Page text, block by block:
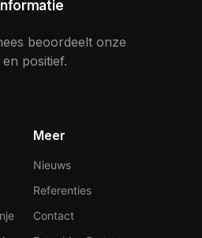
beoordeelt onze
positief.
Meer
Nieuws
Referenties
Contact